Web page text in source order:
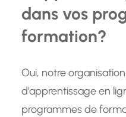
dans vos
formation?
Oui, notre
d’apprentissage en
programmes de